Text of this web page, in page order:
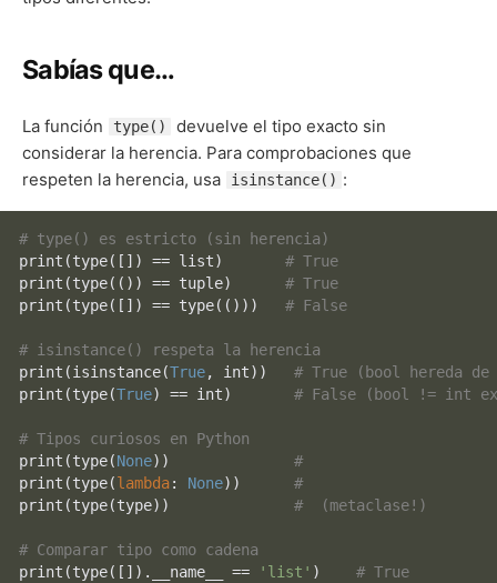
Sabías que…
La función type()
devuelve el tipo exacto sin
considerar la herencia. Para comprobaciones que
respeten la herencia, usa
isinstance() :
# type() es estricto (sin herencia)
print (type([]) == list) # True
print (type(()) == tuple) # True
print (type([]) == type(())) # False
# isinstance() respeta la herencia
print (isinstance(True, int)) # True (bool hereda
print (type(True) == int) # False (bool != int
# Tipos curiosos en Python
print (type(None)) #
print (type(lambda: None)) #
print (type(type)) #  (metaclase!)
# Comparar tipo como cadena
print (type([]).__name__ == 'list' ) # True